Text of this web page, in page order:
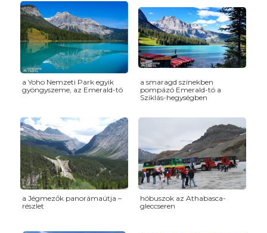
a Yoho Nemzeti Park egyik
gyöngyszeme, az Emerald-tó
a smaragd színekben
pompázó Emerald-tó a
Sziklás-hegységben
a Jégmezők panorámaútja –
részlet
hóbuszok az Athabasca-
gleccseren